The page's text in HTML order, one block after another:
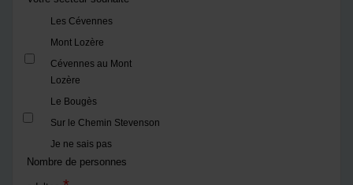
Les Cévennes
Mont Lozère
Cévennes au Mont
Lozère
Le Bougès
Sur le Chemin Stevenson
Je ne sais pas
Nombre de personnes